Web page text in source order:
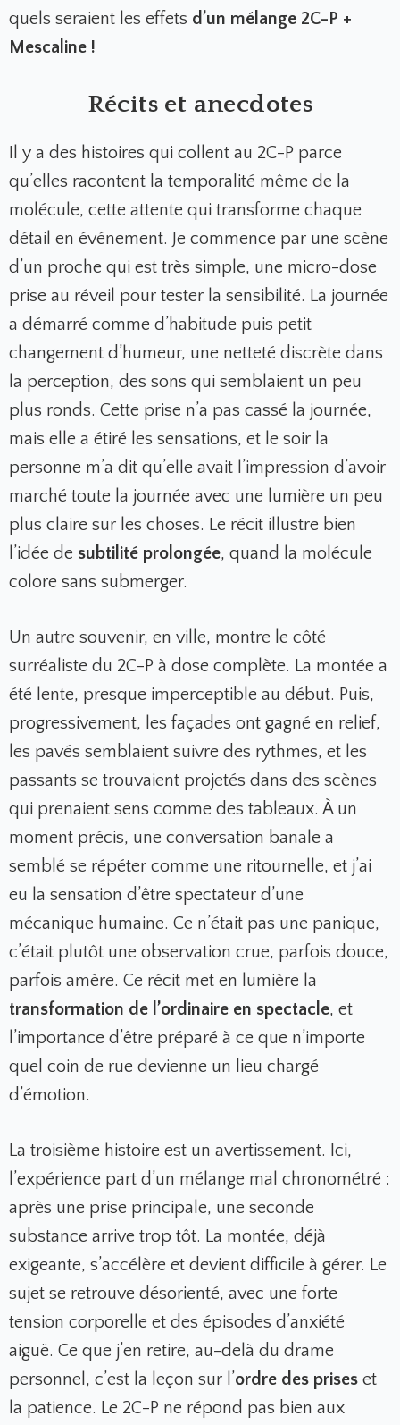
quels seraient les effets d’un mélange 2C-P +
Mescaline !
Récits et anecdotes
Il y a des histoires qui collent au 2C-P parce
qu’elles racontent la temporalité même de la
molécule, cette attente qui transforme chaque
détail en événement. Je commence par une scène
d’un proche qui est très simple, une micro-dose
prise au réveil pour tester la sensibilité. La journée
a démarré comme d’habitude puis petit
changement d’humeur, une netteté discrète dans
la perception, des sons qui semblaient un peu
plus ronds. Cette prise n’a pas cassé la journée,
mais elle a étiré les sensations, et le soir la
personne m’a dit qu’elle avait l’impression d’avoir
marché toute la journée avec une lumière un peu
plus claire sur les choses. Le récit illustre bien
l’idée de subtilité prolongée, quand la molécule
colore sans submerger.
Un autre souvenir, en ville, montre le côté
surréaliste du 2C-P à dose complète. La montée a
été lente, presque imperceptible au début. Puis,
progressivement, les façades ont gagné en relief,
les pavés semblaient suivre des rythmes, et les
passants se trouvaient projetés dans des scènes
qui prenaient sens comme des tableaux. À un
moment précis, une conversation banale a
semblé se répéter comme une ritournelle, et j’ai
eu la sensation d’être spectateur d’une
mécanique humaine. Ce n’était pas une panique,
c’était plutôt une observation crue, parfois douce,
parfois amère. Ce récit met en lumière la
transformation de l’ordinaire en spectacle, et
l’importance d’être préparé à ce que n’importe
quel coin de rue devienne un lieu chargé
d’émotion.
La troisième histoire est un avertissement. Ici,
l’expérience part d’un mélange mal chronométré :
après une prise principale, une seconde
substance arrive trop tôt. La montée, déjà
exigeante, s’accélère et devient difficile à gérer. Le
sujet se retrouve désorienté, avec une forte
tension corporelle et des épisodes d’anxiété
aiguë. Ce que j’en retire, au-delà du drame
personnel, c’est la leçon sur l’ordre des prises et
la patience. Le 2C-P ne répond pas bien aux